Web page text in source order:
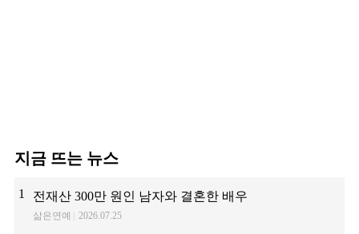
지금 뜨는 뉴스
1 전재산 300만 원인 남자와 결혼한 배우
삶은연예 2026.07.25